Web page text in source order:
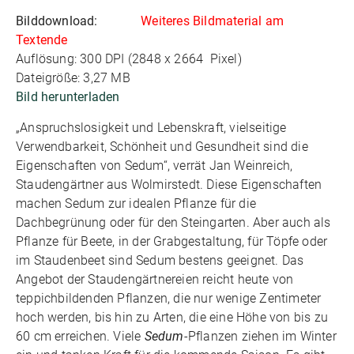
Bilddownload:Weiteres Bildmaterial am
Textende
Auflösung: 300 DPI (2848 x 2664 Pixel)
Dateigröße: 3,27 MB
Bild herunterladen
„Anspruchslosigkeit und Lebenskraft, vielseitige
Verwendbarkeit, Schönheit und Gesundheit sind die
Eigenschaften von Sedum“, verrät Jan Weinreich,
Staudengärtner aus Wolmirstedt. Diese Eigenschaften
machen Sedum zur idealen Pflanze für die
Dachbegrünung oder für den Steingarten. Aber auch als
Pflanze für Beete, in der Grabgestaltung, für Töpfe oder
im Staudenbeet sind Sedum bestens geeignet. Das
Angebot der Staudengärtnereien reicht heute von
teppichbildenden Pflanzen, die nur wenige Zentimeter
hoch werden, bis hin zu Arten, die eine Höhe von bis zu
60 cm erreichen. Viele Sedum-Pflanzen ziehen im Winter